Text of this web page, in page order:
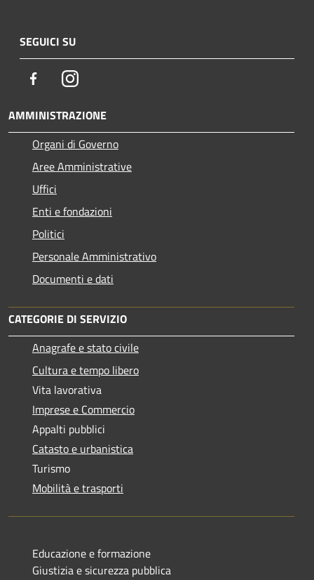
SEGUICI SU
FacebookInstagram
AMMINISTRAZIONE
Organi di Governo
Aree Amministrative
Uffici
Enti e fondazioni
Politici
Personale Amministrativo
Documenti e dati
CATEGORIE DI SERVIZIO
Anagrafe e stato civile
Cultura e tempo libero
Vita lavorativa
Imprese e Commercio
Appalti pubblici
Catasto e urbanistica
Turismo
Mobilità e trasporti
Educazione e formazione
Giustizia e sicurezza pubblica